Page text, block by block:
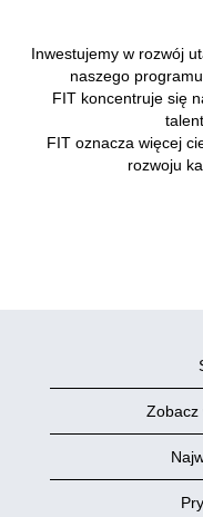
Inwestujemy w rozwój
naszego
FIT koncentruje się
FIT oznacza więcej
rozwoju
Zobacz